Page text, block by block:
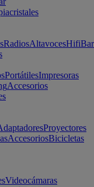
RadiosAltavocesHifi
PortátilesImpresoras
Accesorios
Proyectores
AccesoriosBicicletas
Videocámaras